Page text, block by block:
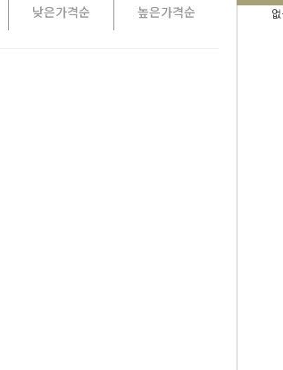
아이스컵
전자동카페창업페키지
낮은가격순 높은가격순